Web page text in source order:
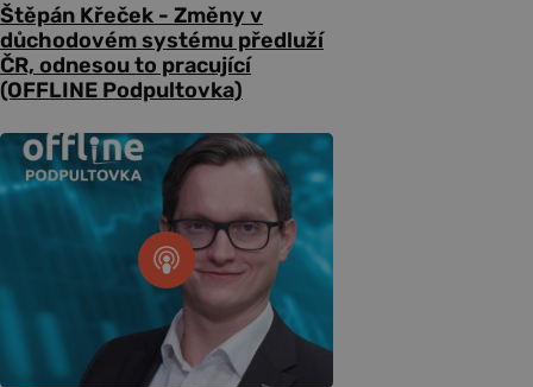
Štěpán Křeček - Změny v
důchodovém systému předluží
ČR, odnesou to pracující
(OFFLINE Podpultovka)